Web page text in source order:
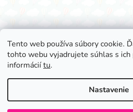
Tento web používa súbory cookie.
tohto webu vyjadrujete súhlas s ich
informáciítu.
Nastavenie
vyhradené.